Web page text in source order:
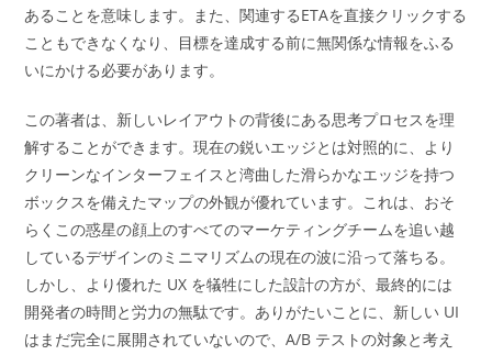
あることを意味します。また、関連するETAを直接クリックする
こともできなくなり、目標を達成する前に無関係な情報をふる
いにかける必要があります。
この著者は、新しいレイアウトの背後にある思考プロセスを理
解することができます。現在の鋭いエッジとは対照的に、より
クリーンなインターフェイスと湾曲した滑らかなエッジを持つ
ボックスを備えたマップの外観が優れています。これは、おそ
らくこの惑星の顔上のすべてのマーケティングチームを追い越
しているデザインのミニマリズムの現在の波に沿って落ちる。
しかし、より優れた UX を犠牲にした設計の方が、最終的には
開発者の時間と労力の無駄です。ありがたいことに、新しい UI
はまだ完全に展開されていないので、A/B テストの対象と考え